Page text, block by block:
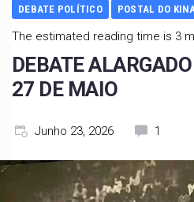
DEBATE POLÍTICO POSTAL DO
The estimated reading time is 3
DEBATE
27 DE MAIO
Junho 23, 2026 1